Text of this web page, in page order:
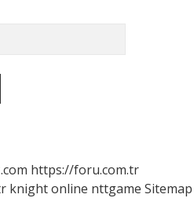
https://foru.com.tr
knight online nttgame Sitemap